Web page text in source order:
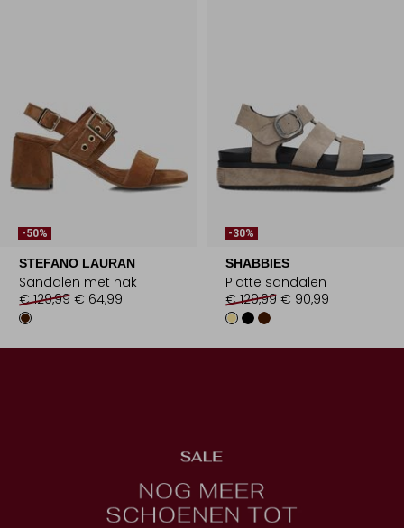
-50%
STEFANO LAURAN
Sandalen met hak
€ 129,99 € 64,99
-30%
SHABBIES
Platte sandalen
€ 129,99 € 90,99